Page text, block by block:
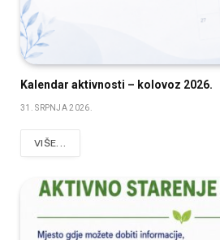
Kalendar aktivnosti – kolovoz 2026.
31. SRPNJA 2026.
VIŠE...